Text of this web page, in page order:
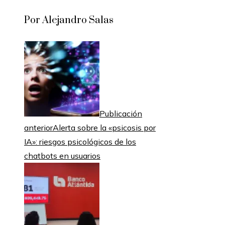
Por Alejandro Salas
Publicación
anteriorAlerta sobre la «psicosis por
IA»: riesgos psicológicos de los
chatbots en usuarios